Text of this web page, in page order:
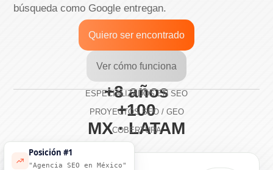
búsqueda como Google entregan.
Quiero ser encontrado
Ver cómo funciona
+8 años
ESPECIALIZADOS EN SEO
+100
PROYECTOS SEO / GEO
MX · LATAM
COBERTURA
Posición #1
"Agencia SEO en México"